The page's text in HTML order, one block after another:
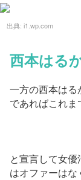
出典: i1.wp.com
西本はる
一方の西本は
であればこれま
と宣言して女
はオファーはな